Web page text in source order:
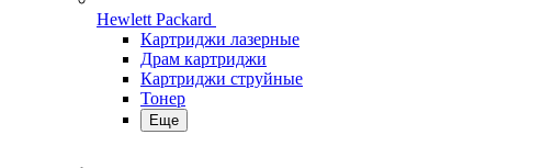
Hewlett Packard
Картриджи лазерные
Драм картриджи
Картриджи струйные
Тонер
Еще